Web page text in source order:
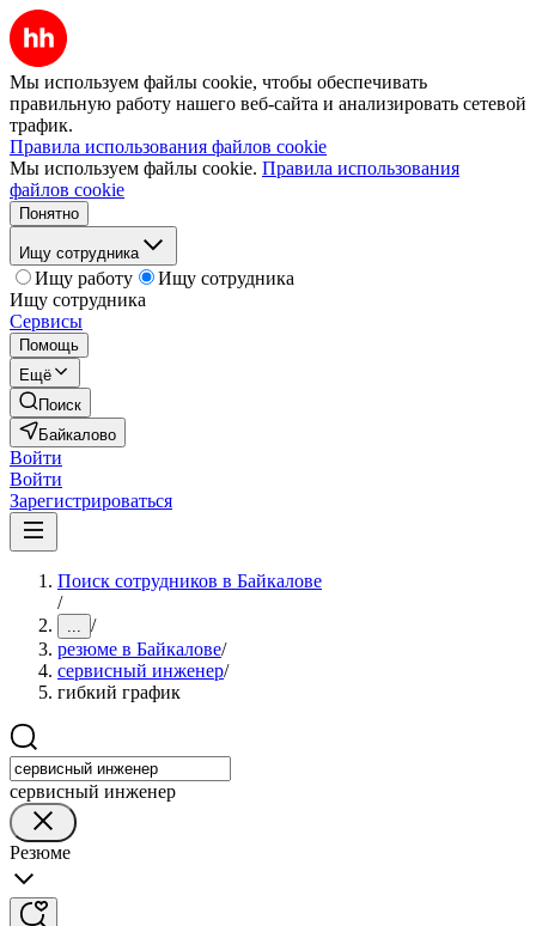
Мы используем файлы cookie, чтобы обеспечивать
правильную работу нашего веб-сайта и анализировать сетевой
трафик.
Правила использования файлов cookie
Мы используем файлы cookie. Правила использования
файлов cookie
Понятно
Ищу сотрудника
Ищу работу
Ищу сотрудника
Ищу сотрудника
Сервисы
Помощь
Ещё
Поиск
Байкалово
Войти
Войти
Зарегистрироваться
Поиск сотрудников в Байкалове
/
... /
резюме в Байкалове/
сервисный инженер/
гибкий график
сервисный инженер
Резюме